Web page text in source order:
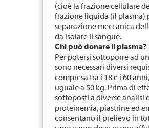
(cioè la frazione cellulare
frazione liquida (il plasma)
separazione meccanica
da isolare il sangue.
Chi può donare il plasma?
Per potersi sottoporre ad
sono necessari diversi
compresa tra i 18 e i 60
uguale a 50 kg. Prima di
sottoposti a diverse analisi
proteinemia, piastrine ed
consentano il prelievo in